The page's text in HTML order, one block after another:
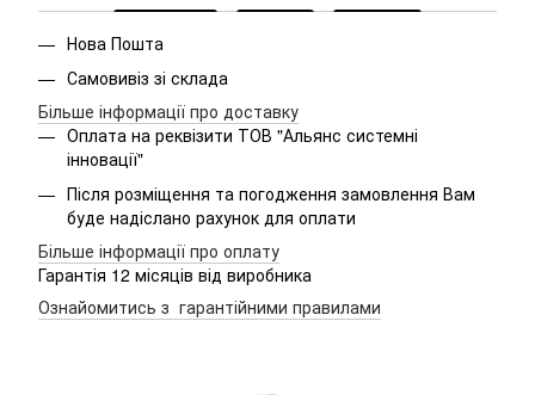
Нова Пошта
Самовивіз зі склада
Більше інформації про доставку
Оплата на реквізити ТОВ "Альянс системні
інновації"
Після розміщення та погодження замовлення Вам
буде надіслано рахунок для оплати
Більше інформації про оплату
Гарантія 12 місяців від виробника
Ознайомитись з гарантійними правилами